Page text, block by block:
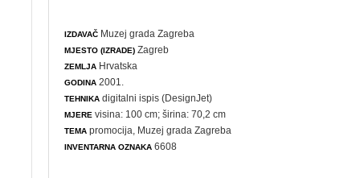
IZDAVAČ Muzej grada Zagreba
MJESTO (IZRADE) Zagreb
ZEMLJA Hrvatska
GODINA 2001.
TEHNIKA digitalni ispis (DesignJet)
MJERE visina: 100 cm; širina: 70,2 cm
TEMA promocija , Muzej grada Zagreba
INVENTARNA OZNAKA 6608